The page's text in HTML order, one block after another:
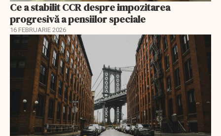
Ce a stabilit CCR despre impozitarea
progresivă a pensiilor speciale
16 FEBRUARIE 2026